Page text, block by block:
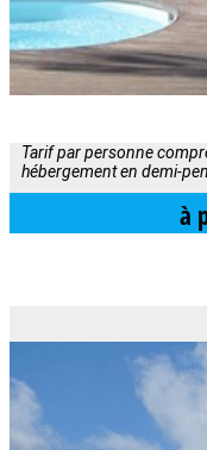
Tarif par personne
hébergement en demi-
à